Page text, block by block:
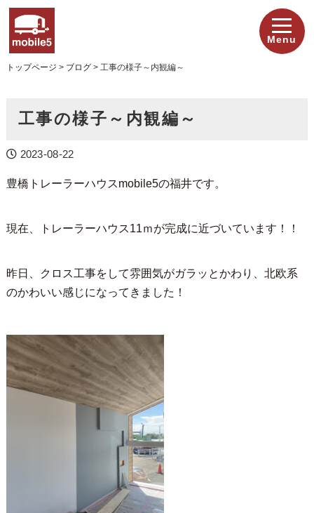
Menu
トップページ > ブログ> 工事の様子～内観編～
工事の様子～内観編～
2023-08-22
豊橋トレーラーハウスmobile5の福井です。
現在、トレーラーハウス11ｍが完成に近づいています！！
昨日、クロス工事をして雰囲気がガラッとかわり、北欧系
のかわいい感じになってきました！